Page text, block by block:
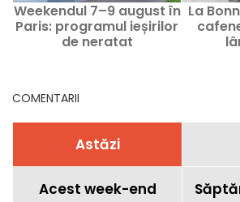
Weekendul 7–9 august în
Paris: programul ieșirilor
de neratat
La
COMENTARII
Astăzi
Acest week-end